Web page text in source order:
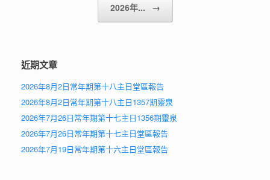
2026年... →
近期文章
2026年8月2日常年期第十八主日堂區報告
2026年8月2日常年期第十八主日1357期靈泉
2026年7月26日常年期第十七主日1356期靈泉
2026年7月26日常年期第十七主日堂區報告
2026年7月19日常年期第十六主日堂區報告